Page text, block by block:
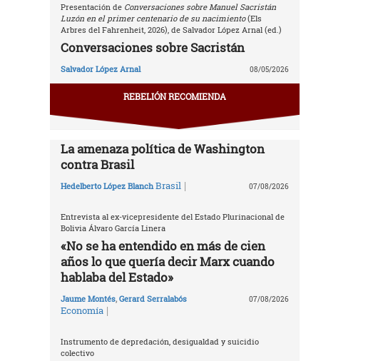
Presentación de Conversaciones sobre Manuel Sacristán
Luzón en el primer centenario de su nacimiento(Els
Arbres del Fahrenheit, 2026), de Salvador López Arnal (ed.)
Conversaciones sobre Sacristán
Salvador López Arnal 08/05/2026
REBELIÓN RECOMIENDA
La amenaza política de Washington
contra Brasil
Hedelberto López Blanch Brasil | 07/08/2026
Entrevista al ex-vicepresidente del Estado Plurinacional de
Bolivia Álvaro García Linera
«No se ha entendido en más de cien
años lo que quería decir Marx cuando
hablaba del Estado»
Jaume Montés, Gerard Serralabós
Economía |
07/08/2026
Instrumento de depredación, desigualdad y suicidio
colectivo